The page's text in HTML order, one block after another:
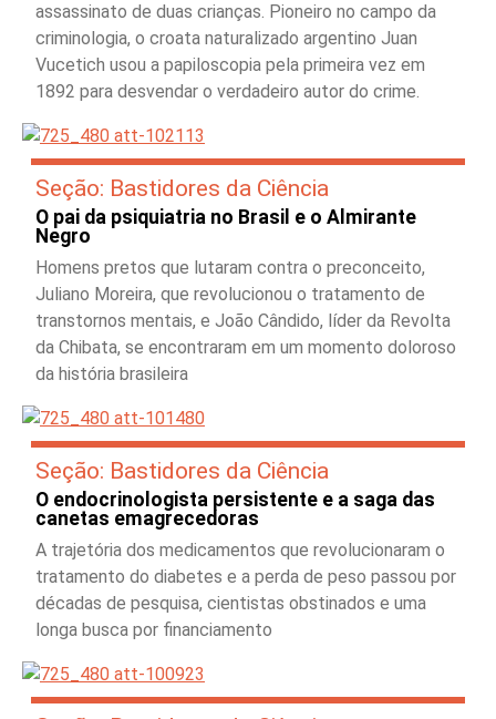
assassinato de duas crianças. Pioneiro no campo da
criminologia, o croata naturalizado argentino Juan
Vucetich usou a papiloscopia pela primeira vez em
1892 para desvendar o verdadeiro autor do crime.
Seção: Bastidores da Ciência
O pai da psiquiatria no Brasil e o Almirante
Negro
Homens pretos que lutaram contra o preconceito,
Juliano Moreira, que revolucionou o tratamento de
transtornos mentais, e João Cândido, líder da Revolta
da Chibata, se encontraram em um momento doloroso
da história brasileira
Seção: Bastidores da Ciência
O endocrinologista persistente e a saga das
canetas emagrecedoras
A trajetória dos medicamentos que revolucionaram o
tratamento do diabetes e a perda de peso passou por
décadas de pesquisa, cientistas obstinados e uma
longa busca por financiamento